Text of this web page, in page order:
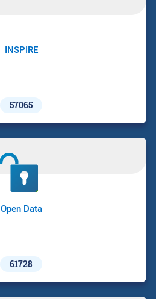
INSPIRE
57065
Open Data
61728